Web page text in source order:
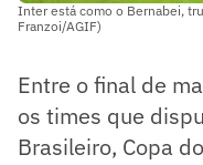
Inter está como o Bernabei,
Franzoi/AGIF)
Entre o final de
os times que
Brasileiro, Copa